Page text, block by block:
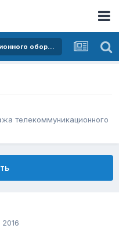
Покупка и продажа телекоммуникационного оборудования
телекоммуникационного